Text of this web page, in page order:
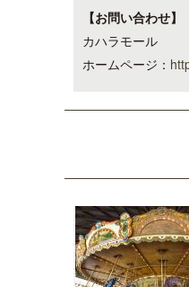
【お問い合わせ】
カハラモール
ホームページ：